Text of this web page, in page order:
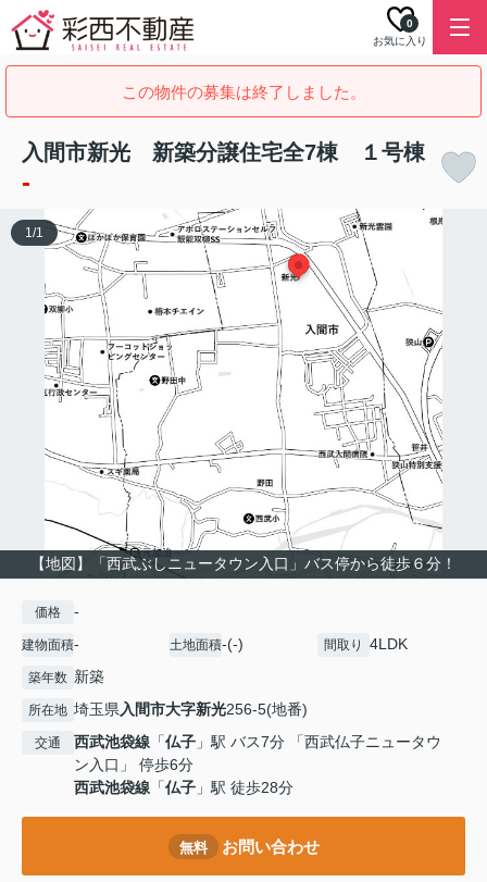
お気に入り
0
この物件の募集は終了しました。
入間市新光 新築分譲住宅全7棟 １号棟
-
【地図】「西武ぶしニュータウン入口」バス停から徒歩６分！
1/1
価格 -
建物面積- 土地面積-(-) 間取り 4LDK
築年数 新築
所在地 埼玉県入間市大字新光256-5(地番)
交通 西武池袋線 「仏子 」駅 バス7分 「西武仏子ニュータウ
ン入口」 停歩6分
西武池袋線 「仏子 」駅 徒歩28分
無料 お問い合わせ